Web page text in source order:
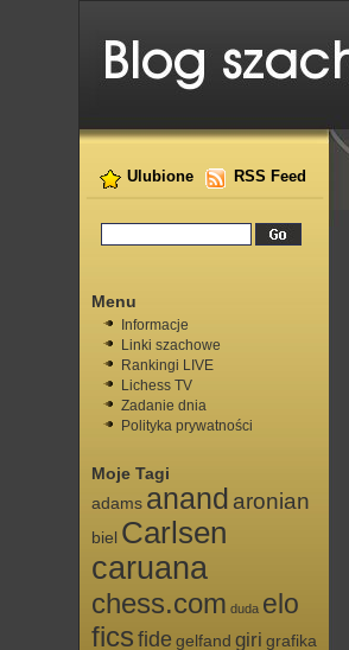
Ulubione RSS Feed
Menu
Informacje
Linki szachowe
Rankingi LIVE
Lichess TV
Zadanie dnia
Polityka prywatności
Moje Tagi
adams anand aronian
biel Carlsen
caruana
chess.com duda elo
fics fide gelfand giri grafika